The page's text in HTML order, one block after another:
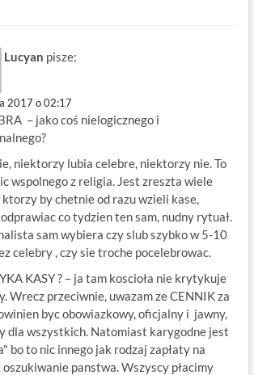
Lucyan pisze:
2017 o 02:17
– jako coś nielogicznego i
niektorzy lubia celebre, niektorzy nie. To
wspolnego z religia. Jest zreszta wiele
by chetnie od razu wzieli kase,
co tydzien ten sam, nudny rytuał.
sam wybiera czy slub szybko w 5-10
celebry , czy sie troche pocelebrowac.
KASY ? – ja tam koscioła nie krytykuje
Wrecz przeciwnie, uwazam ze CENNIK za
byc obowiazkowy, oficjalny i jawny,
dla wszystkich. Natomiast karygodne jest
bo to nic innego jak rodzaj zapłaty na
oszukiwanie panstwa. Wszyscy płacimy